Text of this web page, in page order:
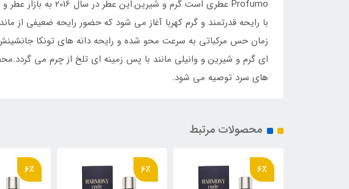
با رایحه قدرتمند و گرم کهربا آغاز می شود که حضور رایحه ضعیفی از
زمان حس مرکباتی به سرعت محو شده و رایحه دانه های تونکا
ای گرم و شیرین و وانیلی مانند با پس زمینه ای تلخ از چرم می
های سرد توصیه می شود.
محصولات مرتبط
6٪ 6٪ 6٪